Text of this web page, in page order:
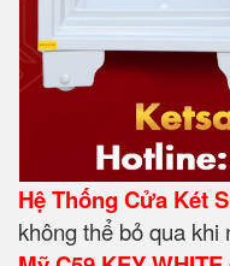
Hệ Thống Cửa Két
không thể bỏ qua khi